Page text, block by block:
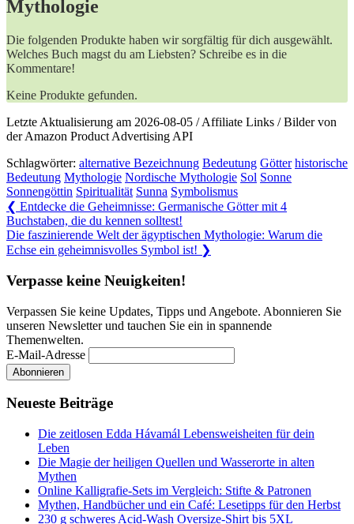
Mythologie
Die folgenden Produkte haben wir sorgfältig für dich ausgewählt.
Welches Buch magst du am Liebsten? Schreibe es in die
Kommentare!
Keine Produkte gefunden.
Letzte Aktualisierung am 2026-08-05 / Affiliate Links / Bilder von
der Amazon Product Advertising API
Schlagwörter: alternative Bezeichnung Bedeutung Götter historische
Bedeutung Mythologie Nordische Mythologie Sol Sonne
Sonnengöttin Spiritualität Sunna Symbolismus
Beitragsnavigation
❮ Previous
Post:
Entdecke die Geheimnisse: Germanische Götter mit 4
Buchstaben, die du kennen solltest!
Next
Post:
Die faszinierende Welt der ägyptischen Mythologie: Warum die
Echse ein geheimnisvolles Symbol ist! ❯
Verpasse keine Neuigkeiten!
Verpassen Sie keine Updates, Tipps und Angebote. Abonnieren Sie
unseren Newsletter und tauchen Sie ein in spannende
Themenwelten.
E-Mail-Adresse
Neueste Beiträge
Die zeitlosen Edda Hávamál Lebensweisheiten für dein
Leben
Die Magie der heiligen Quellen und Wasserorte in alten
Mythen
Online Kalligrafie‑Sets im Vergleich: Stifte & Patronen
Mythen, Handbücher und ein Café: Lesetipps für den Herbst
230 g schweres Acid-Wash Oversize-Shirt bis 5XL